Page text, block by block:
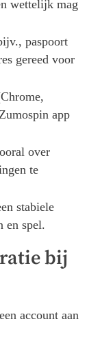
wettelijk mag
paspoort
gereed voor
app
over
te
stabiele
en spel.
bij
account aan